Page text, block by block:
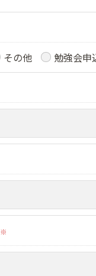
、
について＞
目的の達成に必要な
に対しては個人情報
監督を行います。
情報の漏洩等がなさ
を実施します。
その他 勉強会申
※